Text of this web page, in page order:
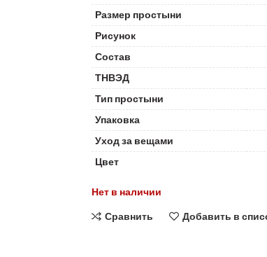
Размер простыни
Рисунок
Состав
ТНВЭД
Тип простыни
Упаковка
Уход за вещами
Цвет
Нет в наличии
Сравнить Добавить в